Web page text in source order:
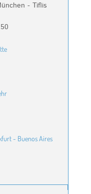
- Tiflis
- Buenos Aires